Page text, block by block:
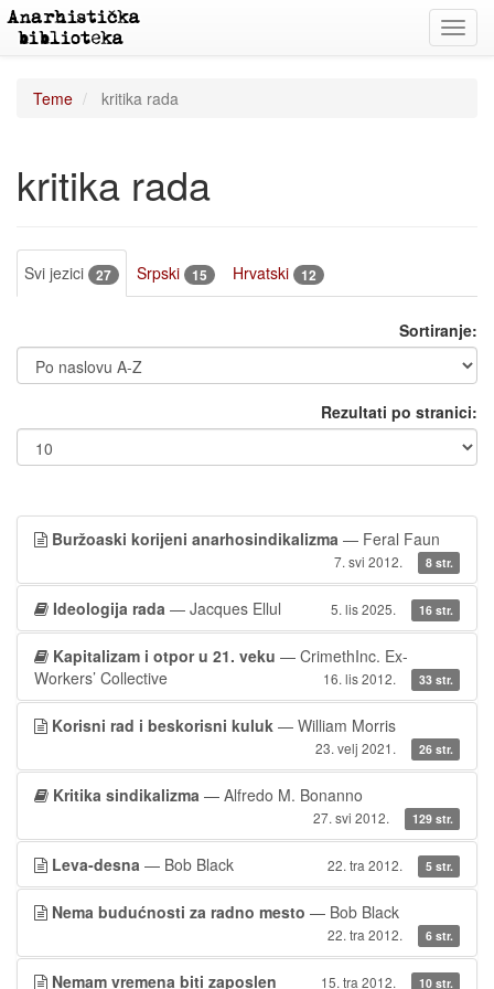
Teme kritika rada
kritika rada
Svi jezici 27 Srpski 15 Hrvatski 12
Sortiranje:
Rezultati po stranici:
Buržoaski korijeni anarhosindikalizma — Feral Faun
7. svi 2012. 8 str.
Ideologija rada — Jacques Ellul 5. lis 2025. 16 str.
Kapitalizam i otpor u 21. veku — CrimethInc. Ex-
Workers’ Collective
16. lis 2012. 33 str.
Korisni rad i beskorisni kuluk — William Morris
23. velj 2021. 26 str.
Kritika sindikalizma — Alfredo M. Bonanno
27. svi 2012. 129 str.
Leva-desna — Bob Black 22. tra 2012. 5 str.
Nema budućnosti za radno mesto — Bob Black
22. tra 2012. 6 str.
Nemam vremena biti zaposlen 15. tra 2012. 10 str.